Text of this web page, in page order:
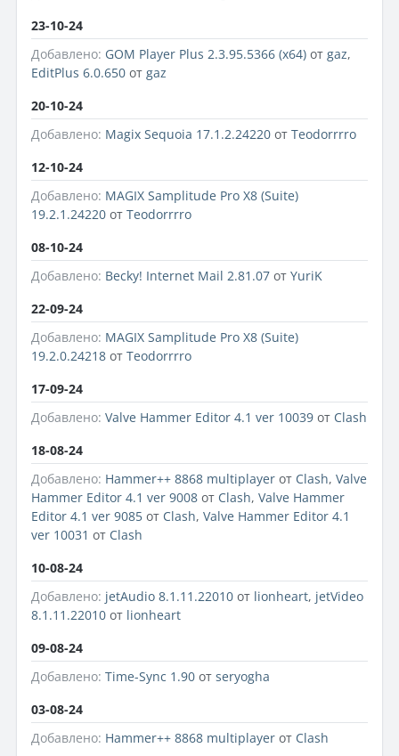
23-10-24
Добавлено: GOM Player Plus 2.3.95.5366 (x64) от gaz,
EditPlus 6.0.650 от gaz
20-10-24
Добавлено: Magix Sequoia 17.1.2.24220 от Teodorrrro
12-10-24
Добавлено: MAGIX Samplitude Pro X8 (Suite)
19.2.1.24220 от Teodorrrro
08-10-24
Добавлено: Becky! Internet Mail 2.81.07 от YuriK
22-09-24
Добавлено: MAGIX Samplitude Pro X8 (Suite)
19.2.0.24218 от Teodorrrro
17-09-24
Добавлено: Valve Hammer Editor 4.1 ver 10039 от Clash
18-08-24
Добавлено: Hammer++ 8868 multiplayer от Clash, Valve
Hammer Editor 4.1 ver 9008 от Clash, Valve Hammer
Editor 4.1 ver 9085 от Clash, Valve Hammer Editor 4.1
ver 10031 от Clash
10-08-24
Добавлено: jetAudio 8.1.11.22010 от lionheart, jetVideo
8.1.11.22010 от lionheart
09-08-24
Добавлено: Time-Sync 1.90 от seryogha
03-08-24
Добавлено: Hammer++ 8868 multiplayer от Clash